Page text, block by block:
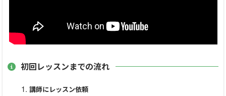
■今まで指導させて頂いた生徒さんは、下は５歳～上は７２
歳までと年齢や個性も幅広いです。
■自身も６歳児のママをしています。お子様の対応にも好評
■恥ずかしがりやでシャイな生徒さんもお任せください＾＾
初回レッスンまでの流れ
講師にレッスン依頼